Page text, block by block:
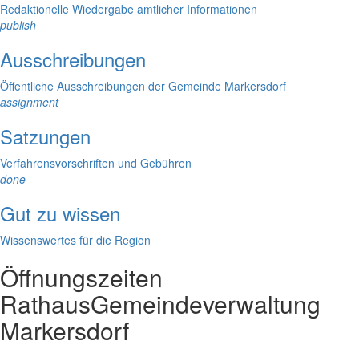
Redaktionelle Wiedergabe amtlicher Informationen
publish
Ausschreibungen
Öffentliche Ausschreibungen der Gemeinde Markersdorf
assignment
Satzungen
Verfahrensvorschriften und Gebühren
done
Gut zu wissen
Wissenswertes für die Region
Öffnungszeiten
RathausGemeindeverwaltung
Markersdorf